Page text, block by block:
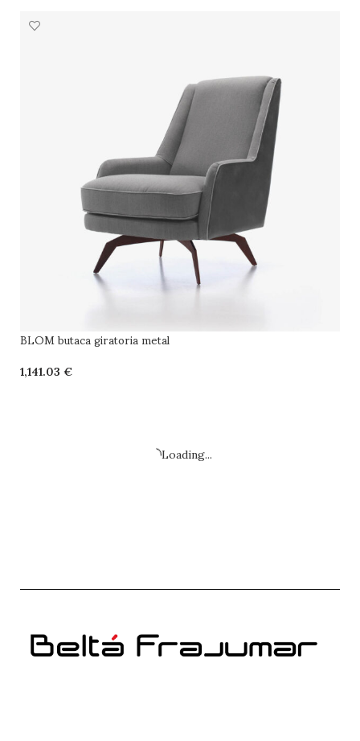
BLOM butaca giratoria metal
€
Loading...